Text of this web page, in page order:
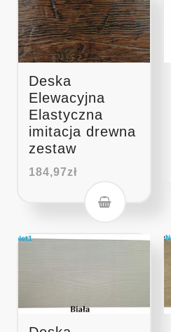
Deska
Elewacyjna
Elastyczna
imitacja drewna
zestaw
184,97zł